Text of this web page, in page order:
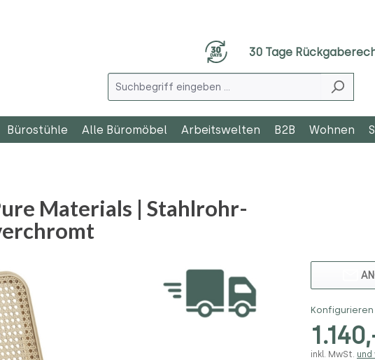
30 Tage
Bürostühle Alle Büromöbel Arbeitswelten B2B Wohnen
Materials | Stahlrohr-
inkl. MwSt.